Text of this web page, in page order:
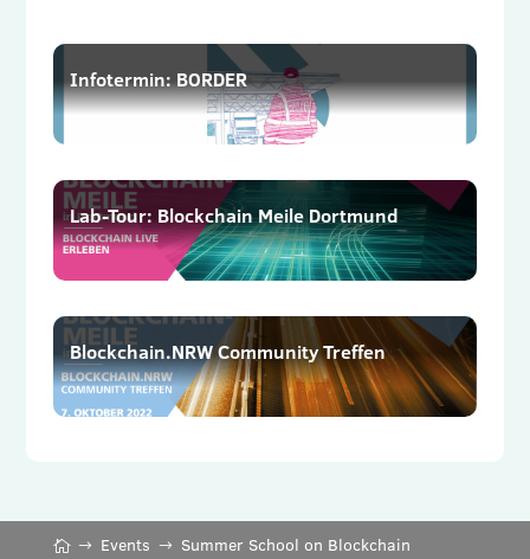
Infotermin: BORDER
Lab-Tour: Blockchain Meile Dortmund
Blockchain.NRW Community Treffen
Events Summer School on Blockchain